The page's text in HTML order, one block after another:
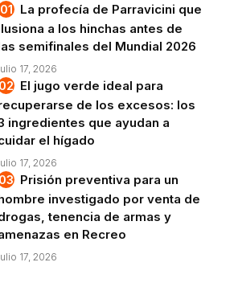
La profecía de Parravicini que
a los hinchas antes de
semifinales del Mundial 2026
17, 2026
El jugo verde ideal para
de los excesos: los
ingredientes que ayudan a
el hígado
17, 2026
Prisión preventiva para un
investigado por venta de
tenencia de armas y
en Recreo
17, 2026